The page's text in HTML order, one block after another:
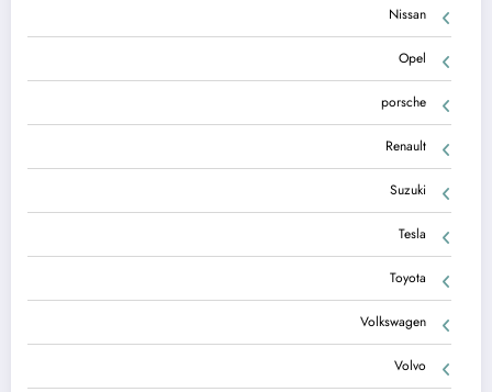
Nissan
Opel
porsche
Renault
Suzuki
Tesla
Toyota
Volkswagen
Volvo